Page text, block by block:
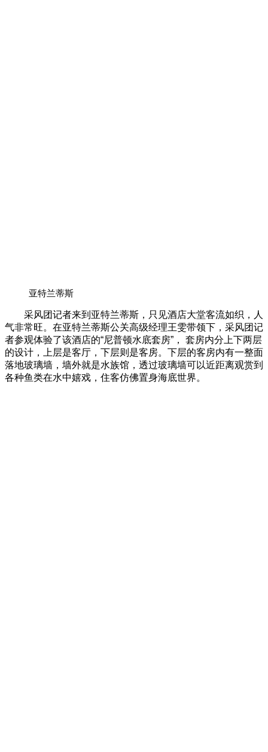
亚特兰蒂斯
采风团记者来到亚特兰蒂斯，只见酒店大堂客流如织，人
气非常旺。在亚特兰蒂斯公关高级经理王雯带领下，采风团记
者参观体验了该酒店的“尼普顿水底套房”， 套房内分上下两层
的设计，上层是客厅，下层则是客房。下层的客房内有一整面
落地玻璃墙，墙外就是水族馆，透过玻璃墙可以近距离观赏到
各种鱼类在水中嬉戏，住客仿佛置身海底世界。